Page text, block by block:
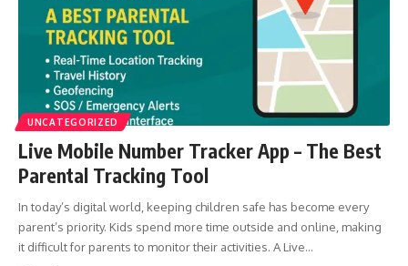
UNCATEGORIZED
Live Mobile Number Tracker App – The Best
Parental Tracking Tool
In today’s digital world, keeping children safe has become every
parent’s priority. Kids spend more time outside and online, making
it difficult for parents to monitor their activities. A Live…